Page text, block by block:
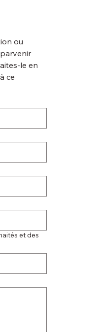
ou
le en
ce
et des